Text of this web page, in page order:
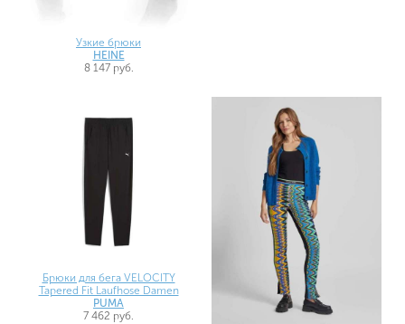
Узкие брюки
HEINE
8 147 руб.
Брюки для бега VELOCITY
Tapered Fit Laufhose Damen
PUMA
7 462 руб.